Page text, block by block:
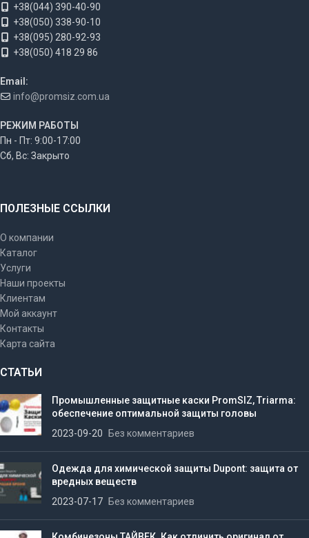
+38(044) 390-40-90
+38(050) 338-90-10
+38(095) 280-92-93
+38(050) 418 29 86
Email:
info@promsiz.com.ua
РЕЖИМ РАБОТЫ
Пн - Пт: 9:00-17:00
Сб, Вс: Закрыто
ПОЛЕЗНЫЕ ССЫЛКИ
О компании
Каталог
Услуги
Наши проекты
Клиентам
Мой аккаунт
Контакты
Карта сайта
СТАТЬИ
Промышленные защитные каски PromSIZ, Triarma:
обеспечение оптимальной защиты головы
2023-09-20 Без комментариев
Одежда для химической защиты Dupont: защита от
вредных веществ
2023-07-17 Без комментариев